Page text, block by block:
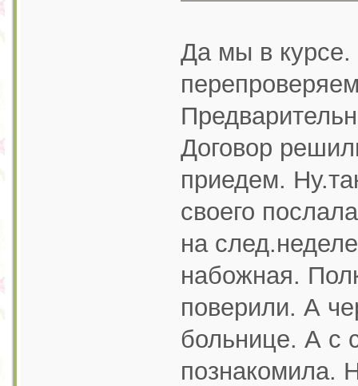
Да мы в курсе.
Договор
приедем.
своего
на
набожная.
поверили. А
больнице. А с
познакомила.